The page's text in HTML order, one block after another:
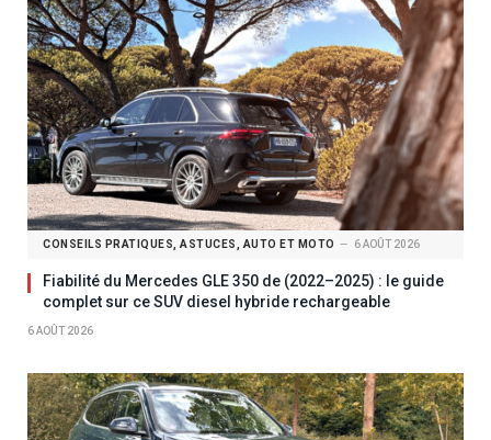
CONSEILS PRATIQUES, ASTUCES, AUTO ET MOTO 6 AOÛT 2026
Fiabilité du Mercedes GLE 350 de (2022–2025) : le guide
complet sur ce SUV diesel hybride rechargeable
6 AOÛT 2026